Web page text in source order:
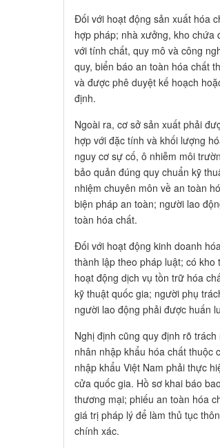
Đối với hoạt động sản xuất hóa
hợp pháp; nhà xưởng, kho chứa
với tính chất, quy mô và công
quy, biển báo an toàn hóa chất
và được phê duyệt kế hoạch
định.
Ngoài ra, cơ sở sản xuất phải
hợp với đặc tính và khối lượng
nguy cơ sự cố, ô nhiễm môi
bảo quản đúng quy chuẩn kỹ
nhiệm chuyên môn về an toàn
biện pháp an toàn; người lao
toàn hóa chất.
Đối với hoạt động kinh doanh
thành lập theo pháp luật; có
hoạt động dịch vụ tồn trữ hóa
kỹ thuật quốc gia; người phụ
người lao động phải được huấn
Nghị định cũng quy định rõ
nhân nhập khẩu hóa chất thuộc
nhập khẩu Việt Nam phải thực
cửa quốc gia. Hồ sơ khai báo
thương mại; phiếu an toàn hóa
giá trị pháp lý để làm thủ tục
chính xác.